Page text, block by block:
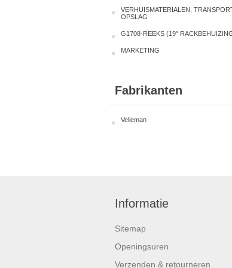
VERHUISMATERIALEN,
OPSLAG
G1708-REEKS (19"
MARKETING
Fabrikanten
Velleman
Informatie
Sitemap
Openingsuren
Verzenden & retourneren